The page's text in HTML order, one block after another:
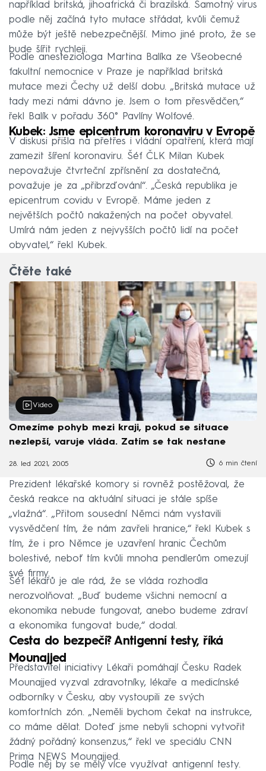
například britská, jihoafrická či brazilská. Samotný virus
podle něj začíná tyto mutace střádat, kvůli čemuž
může být ještě nebezpečnější. Mimo jiné proto, že se
bude šířit rychleji.
Podle anesteziologa Martina Balíka ze Všeobecné
fakultní nemocnice v Praze je například britská
mutace mezi Čechy už delší dobu. „Britská mutace už
tady mezi námi dávno je. Jsem o tom přesvědčen,“
řekl Balík v pořadu 360° Pavlíny Wolfové.
Kubek: Jsme epicentrum koronaviru v Evropě
V diskusi přišla na přetřes i vládní opatření, která mají
zamezit šíření koronaviru. Šéf ČLK Milan Kubek
nepovažuje čtvrteční zpřísnění za dostatečná,
považuje je za „přibrzďování“. „Česká republika je
epicentrum covidu v Evropě. Máme jeden z
největších počtů nakažených na počet obyvatel.
Umírá nám jeden z nejvyšších počtů lidí na počet
obyvatel,“ řekl Kubek.
Čtěte také
Video
Omezíme pohyb mezi kraji, pokud se situace
nezlepší, varuje vláda. Zatím se tak nestane
28. led 2021, 20:05 6 min čtení
Prezident lékařské komory si rovněž postěžoval, že
česká reakce na aktuální situaci je stále spíše
„vlažná“. „Přitom sousední Němci nám vystavili
vysvědčení tím, že nám zavřeli hranice,“ řekl Kubek s
tím, že i pro Němce je uzavření hranic Čechům
bolestivé, neboť tím kvůli mnoha pendlerům omezují
své firmy.
Šéf lékařů je ale rád, že se vláda rozhodla
nerozvolňovat. „Buď budeme všichni nemocní a
ekonomika nebude fungovat, anebo budeme zdraví
a ekonomika fungovat bude,“ dodal.
Cesta do bezpečí? Antigenní testy, říká
Mounajjed
Představitel iniciativy Lékaři pomáhají Česku Radek
Mounajjed vyzval zdravotníky, lékaře a medicínské
odborníky v Česku, aby vystoupili ze svých
komfortních zón. „Neměli bychom čekat na instrukce,
co máme dělat. Doteď jsme nebyli schopni vytvořit
žádný pořádný konsenzus,“ řekl ve speciálu CNN
Prima NEWS Mounajjed.
Podle něj by se měly více využívat antigenní testy.